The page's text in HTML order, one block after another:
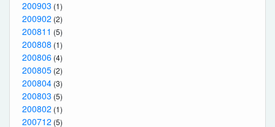
200903 (1)
200902 (2)
200811 (5)
200808 (1)
200806 (4)
200805 (2)
200804 (3)
200803 (5)
200802 (1)
200712 (5)